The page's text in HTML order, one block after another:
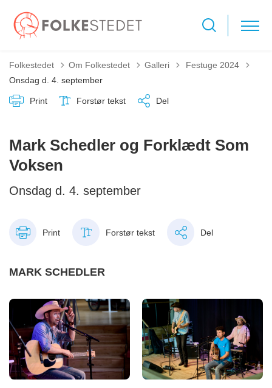
Folkestedet Om Folkestedet Galleri Tilbage til
Festuge 2024
Onsdag d. 4. september
Print Forstør tekst Del
Mark Schedler og Forklædt Som
Voksen
Onsdag d. 4. september
Print Forstør tekst Del
MARK SCHEDLER